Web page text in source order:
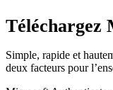
Téléchargez
Simple, rapide et
deux facteurs pour